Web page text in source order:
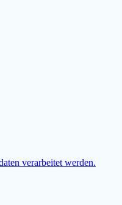
verarbeitet werden.